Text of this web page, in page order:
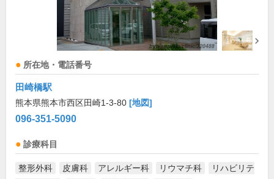
所在地・電話番号
田崎橋駅
熊本県熊本市西区田崎1-3-80 [地図]
096-351-5090
診療科目
整形外科 皮膚科 アレルギー科 リウマチ科
リハビリテ